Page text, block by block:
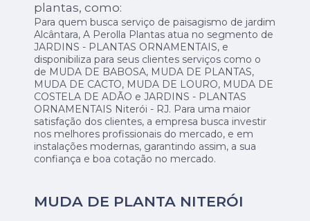
plantas, como:
Para quem busca serviço de paisagismo de jardim
Alcântara, A Perolla Plantas atua no segmento de
JARDINS - PLANTAS ORNAMENTAIS, e
disponibiliza para seus clientes serviços como o
de MUDA DE BABOSA, MUDA DE PLANTAS,
MUDA DE CACTO, MUDA DE LOURO, MUDA DE
COSTELA DE ADÃO e JARDINS - PLANTAS
ORNAMENTAIS Niterói - RJ. Para uma maior
satisfação dos clientes, a empresa busca investir
nos melhores profissionais do mercado, e em
instalações modernas, garantindo assim, a sua
confiança e boa cotação no mercado.
MUDA DE PLANTA NITERÓI